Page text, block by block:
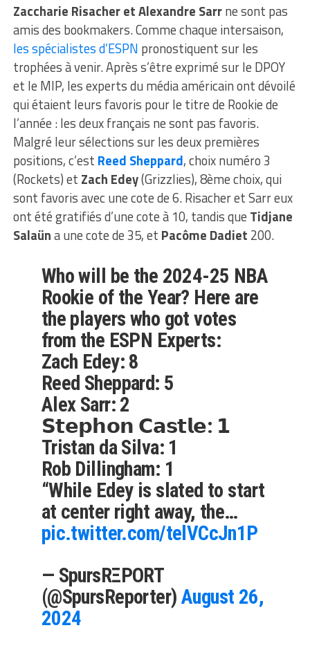
Zaccharie Risacher et Alexandre Sarrne sont pas
amis des bookmakers. Comme chaque intersaison,
les spécialistes d’ESPN pronostiquent sur les
trophées à venir. Après s’être exprimé sur le DPOY
et le MIP, les experts du média américain ont dévoilé
qui étaient leurs favoris pour le titre de Rookie de
l’année : les deux français ne sont pas favoris.
Malgré leur sélections sur les deux premières
positions, c’est Reed Sheppard, choix numéro 3
(Rockets) et Zach Edey(Grizzlies), 8ème choix, qui
sont favoris avec une cote de 6. Risacher et Sarr eux
ont été gratifiés d’une cote à 10, tandis que Tidjane
Salaüna une cote de 35, et Pacôme Dadiet 200.
Who will be the 2024-25 NBA
Rookie of the Year? Here are
the players who got votes
from the ESPN Experts:
Zach Edey: 8
Reed Sheppard: 5
Alex Sarr: 2
𝗦𝘁𝗲𝗽𝗵𝗼𝗻 𝗖𝗮𝘀𝘁𝗹𝗲: 𝟭
Tristan da Silva: 1
Rob Dillingham: 1
“While Edey is slated to start
at center right away, the…
pic.twitter.com/telVCcJn1P
— SpursRΞPORT
(@SpursReporter) August 26,
2024